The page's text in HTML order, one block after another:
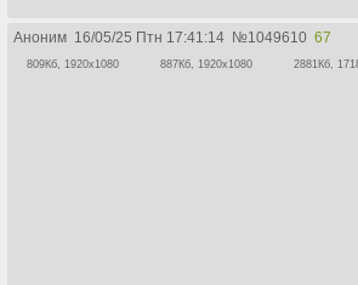
Аноним 16/05/25 Птн 17:41:14 №1049610 67
809Кб, 1920x1080 887Кб, 1920x1080 2881Кб,